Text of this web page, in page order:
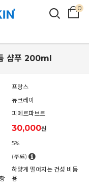
0
샴푸 200ml
프랑스
듀크레이
피에르파브르
30,000원
5%
(무료)
하얗게 떨어지는 건성 비듬
용